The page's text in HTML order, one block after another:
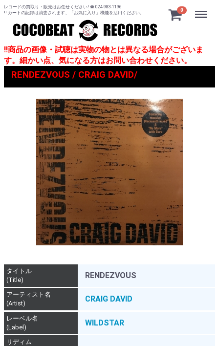
レコードの買取り・販売はお任せください! ☎ 024-983-1196
!! カートの記録は消去されます、「お気に入り」機能を活用ください。
0 Menu
!!商品の画像・試聴は実物の物とは異なる場合がございま
す。細かい点、気になる方はお問い合わせください。
RENDEZVOUS / CRAIG DAVID/
タイトル
(Title)
RENDEZVOUS
アーティスト名
(Artist)
CRAIG DAVID
レーベル名
(Label)
WILDSTAR
リディム